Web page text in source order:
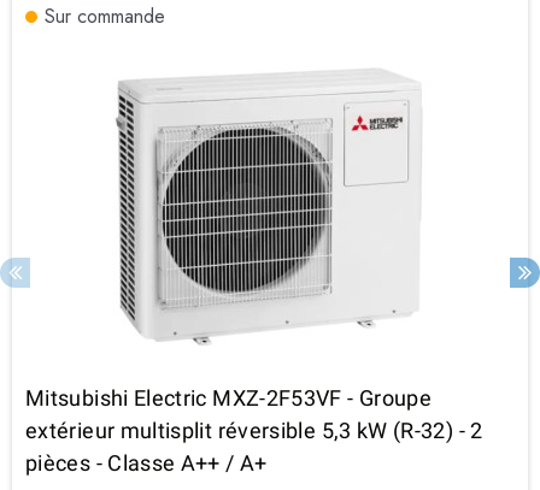
Sur commande
Mitsubishi Electric MXZ-2F53VF - Groupe
extérieur multisplit réversible 5,3 kW (R-32) - 2
pièces - Classe A++ / A+